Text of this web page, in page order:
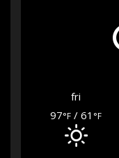
fri
97°F / 61 °F